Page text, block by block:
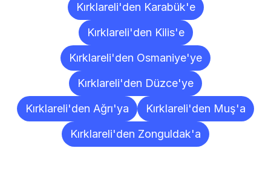
Kırklareli'den Karabük'e
Kırklareli'den Kilis'e
Kırklareli'den Osmaniye'ye
Kırklareli'den Düzce'ye
Kırklareli'den Ağrı'ya
Kırklareli'den Muş'a
Kırklareli'den Zonguldak'a